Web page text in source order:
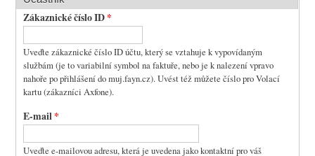
Zákaznické číslo ID*
Uveďte zákaznické číslo ID účtu, který se vztahuje k vypovídaným
službám (je to variabilní symbol na faktuře, nebo je k nalezení vpravo
nahoře po přihlášení do muj.fayn.cz). Uvést též můžete číslo pro Volací
kartu (zákazníci Axfone).
E-mail*
Uveďte e-mailovou adresu, která je uvedena jako kontaktní pro váš